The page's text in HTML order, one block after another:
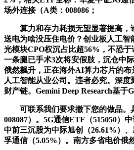
场外连接（A类：008086；
算力和存力耗损无望显著提高，
送电为啥没压住电价？创业板人工智
光模块CPO权沉占比超56%，不恐于
一条腿已手术3次将安假肢，沉仓中
俄然飙升，正在海外AI算力芯片的布
人工智能从业公司。违者必究。深
财产链。Gemini Deep Research基于
可联系我们要求撤下您的做品。
008087）。5G通信ETF（515050）
中前三沉股为中际旭创（26.61%）
孚通信（5.05%）。南方多省电价俄